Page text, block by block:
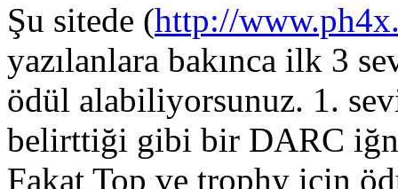
Şu sitede (http://
yazılanlara bakınca ilk 3
ödül alabiliyorsunuz. 1.
belirttiği gibi bir DARC
Fakat Top ve trophy için